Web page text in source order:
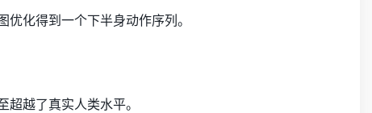
化得到一个下半身动作序列。
越了真实人类水平。